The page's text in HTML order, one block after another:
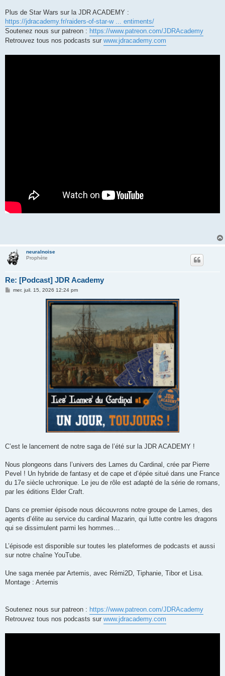
Plus de Star Wars sur la JDR ACADEMY :
https://jdracademy.fr/raiders-of-star-w ... entiments/
Soutenez nous sur patreon : https://www.patreon.com/JDRAcademy
Retrouvez tous nos podcasts sur www.jdracademy.com
neuralnoise
Prophète
Re: [Podcast] JDR Academy
Mmer. juil. 15, 2026 12:24 pm
C’est le lancement de notre saga de l’été sur la JDR ACADEMY !
Nous plongeons dans l’univers des Lames du Cardinal, crée par Pierre
Pevel ! Un hybride de fantasy et de cape et d’épée situé dans une France
du 17e siècle uchronique. Le jeu de rôle est adapté de la série de romans,
par les éditions Elder Craft.
Dans ce premier épisode nous découvrons notre groupe de Lames, des
agents d’élite au service du cardinal Mazarin, qui lutte contre les dragons
qui se dissimulent parmi les hommes…
L’épisode est disponible sur toutes les plateformes de podcasts et aussi
sur notre chaîne YouTube.
Une saga menée par Artemis, avec Rémi2D, Tiphanie, Tibor et Lisa.
Montage : Artemis
Soutenez nous sur patreon : https://www.patreon.com/JDRAcademy
Retrouvez tous nos podcasts sur www.jdracademy.com